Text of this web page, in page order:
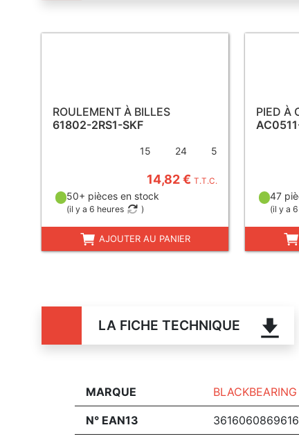
ROULEMENT À BILLES
61802-2RS1-SKF
15 24 5
14,82 € T.T.C.
50+ pièces en stock
(il y a 6 heures )
AJOUTER AU PANIER
PIED À
47
(il y a
LA FICHE TECHNIQUE
MARQUE BLACKBEARING
N° EAN13 3616060869616